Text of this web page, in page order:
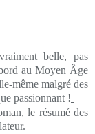
belle, pas
au Moyen Âge
même malgré des
passionnant !
le résumé des